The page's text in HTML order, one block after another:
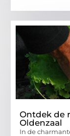
Ontdek de
Oldenzaal
In de